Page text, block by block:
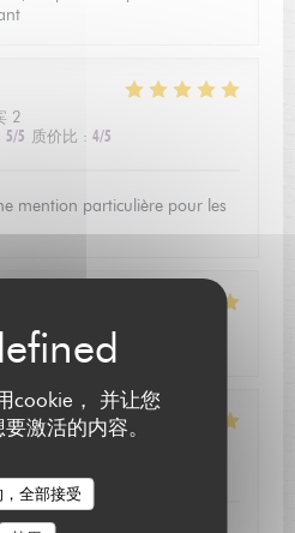
cookie， 并让您
激活的内容。
全部接受
2
5/5 质价比 : 4/5
mention particulière pour les
2
5/5 质价比: 5/5
SAINT JEAN